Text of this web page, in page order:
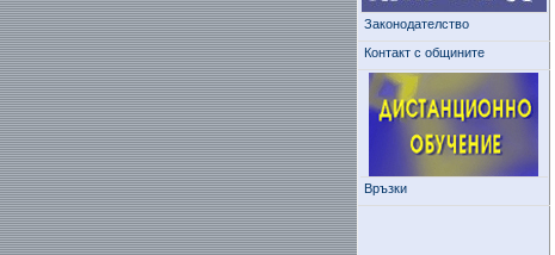
Законодателство
Контакт с общините
Връзки